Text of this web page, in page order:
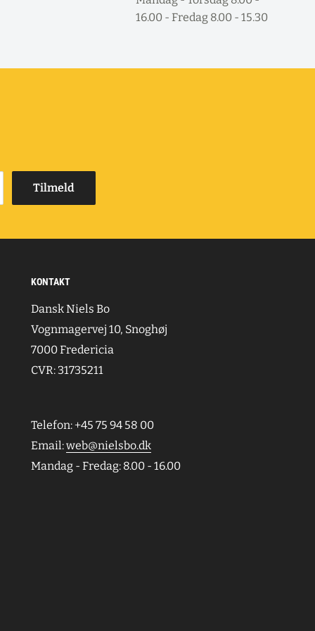
16.00 - Fredag 8.00 - 15.30
Tilmeld
KONTAKT
Dansk Niels Bo
Vognmagervej 10, Snoghøj
7000 Fredericia
CVR: 31735211
Telefon: +45 75 94 58 00
Email:web@nielsbo.dk
Mandag - Fredag: 8.00 - 16.00